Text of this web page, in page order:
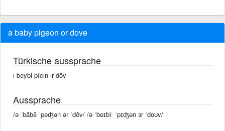
a baby pigeon or dove
Türkische aussprache
ı beybi pîcın ır dōv
Aussprache
/ə ˈbābē ˈpəʤən ər ˈdōv/ /ə ˈbeɪbiː ˈpɪʤən ɜr ˈdoʊv/